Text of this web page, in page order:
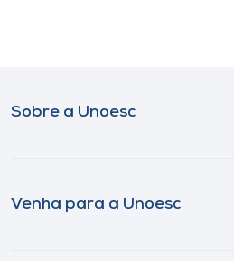
Sobre a Unoesc
Venha para a Unoesc